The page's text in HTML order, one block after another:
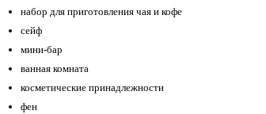
набор для приготовления чая и кофе
сейф
мини-бар
ванная комната
косметические принадлежности
фен